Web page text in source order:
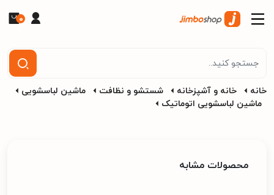
0
خانه خانه و آشپزخانه شستشو و نظافت
ماشین لباسشویی
ماشین لباسشویی اتوماتیک
محصولات مشابه